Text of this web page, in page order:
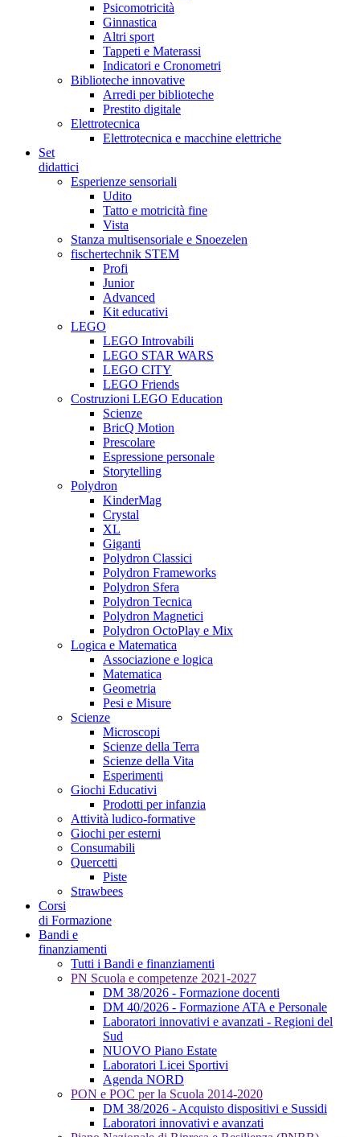
Psicomotricità
Ginnastica
Altri sport
Tappeti e Materassi
Indicatori e Cronometri
Biblioteche innovative
Arredi per biblioteche
Prestito digitale
Elettrotecnica
Elettrotecnica e macchine elettriche
Set
didattici
Esperienze sensoriali
Udito
Tatto e motricità fine
Vista
Stanza multisensoriale e Snoezelen
fischertechnik STEM
Profi
Junior
Advanced
Kit educativi
LEGO
LEGO Introvabili
LEGO STAR WARS
LEGO CITY
LEGO Friends
Costruzioni LEGO Education
Scienze
BricQ Motion
Prescolare
Espressione personale
Storytelling
Polydron
KinderMag
Crystal
XL
Giganti
Polydron Classici
Polydron Frameworks
Polydron Sfera
Polydron Tecnica
Polydron Magnetici
Polydron OctoPlay e Mix
Logica e Matematica
Associazione e logica
Matematica
Geometria
Pesi e Misure
Scienze
Microscopi
Scienze della Terra
Scienze della Vita
Esperimenti
Giochi Educativi
Prodotti per infanzia
Attività ludico-formative
Giochi per esterni
Consumabili
Quercetti
Piste
Strawbees
Corsi
di Formazione
Bandi e
finanziamenti
Tutti i Bandi e finanziamenti
PN Scuola e competenze 2021-2027
DM 38/2026 - Formazione docenti
DM 40/2026 - Formazione ATA e Personale
Laboratori innovativi e avanzati - Regioni del
Sud
NUOVO Piano Estate
Laboratori Licei Sportivi
Agenda NORD
PON e POC per la Scuola 2014-2020
DM 38/2026 - Acquisto dispositivi e Sussidi
Laboratori innovativi e avanzati